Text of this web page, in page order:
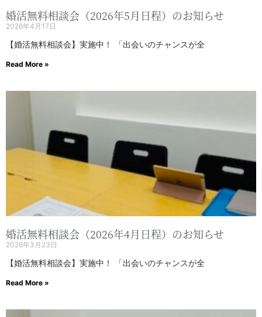
婚活無料相談会（2026年5月日程）のお知らせ
2026年4月17日
【婚活無料相談会】実施中！ 「出会いのチャンスが全
Read More »
婚活無料相談会（2026年4月日程）のお知らせ
2026年3月23日
【婚活無料相談会】実施中！ 「出会いのチャンスが全
Read More »